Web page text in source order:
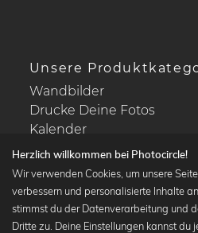
Unsere
Wandbilder
Drucke Deine Fotos
Kalender
Beliebte Kollektionen
Herzlich willkommen bei Photocircle!
Wir verwenden Cookies, um unsere
verbessern und personalisierte Inhalte
stimmst du der Datenverarbeitung und
Dritte zu. Deine Einstellungen kannst du